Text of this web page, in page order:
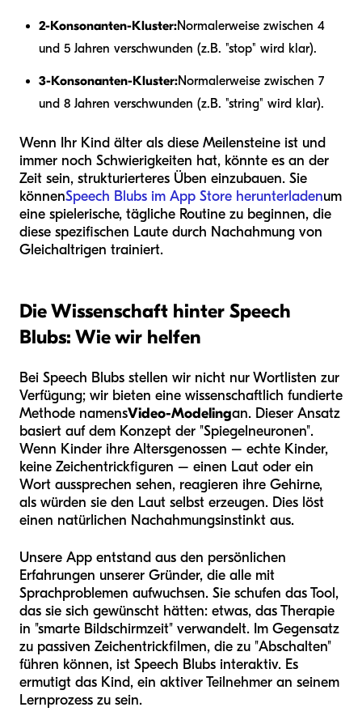
2-Konsonanten-Kluster:Normalerweise zwischen 4
und 5 Jahren verschwunden (z.B. "stop" wird klar).
3-Konsonanten-Kluster:Normalerweise zwischen 7
und 8 Jahren verschwunden (z.B. "string" wird klar).
Wenn Ihr Kind älter als diese Meilensteine ist und
immer noch Schwierigkeiten hat, könnte es an der
Zeit sein, strukturierteres Üben einzubauen. Sie
könnenSpeech Blubs im App Store herunterladenum
eine spielerische, tägliche Routine zu beginnen, die
diese spezifischen Laute durch Nachahmung von
Gleichaltrigen trainiert.
Die Wissenschaft hinter Speech
Blubs: Wie wir helfen
Bei Speech Blubs stellen wir nicht nur Wortlisten zur
Verfügung; wir bieten eine wissenschaftlich fundierte
Methode namensVideo-Modelingan. Dieser Ansatz
basiert auf dem Konzept der "Spiegelneuronen".
Wenn Kinder ihre Altersgenossen – echte Kinder,
keine Zeichentrickfiguren – einen Laut oder ein
Wort aussprechen sehen, reagieren ihre Gehirne,
als würden sie den Laut selbst erzeugen. Dies löst
einen natürlichen Nachahmungsinstinkt aus.
Unsere App entstand aus den persönlichen
Erfahrungen unserer Gründer, die alle mit
Sprachproblemen aufwuchsen. Sie schufen das Tool,
das sie sich gewünscht hätten: etwas, das Therapie
in "smarte Bildschirmzeit" verwandelt. Im Gegensatz
zu passiven Zeichentrickfilmen, die zu "Abschalten"
führen können, ist Speech Blubs interaktiv. Es
ermutigt das Kind, ein aktiver Teilnehmer an seinem
Lernprozess zu sein.